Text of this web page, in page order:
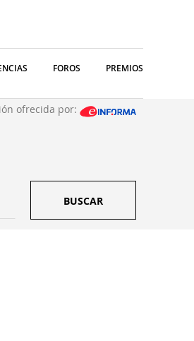
FOROS PREMIOS
ofrecida por:
BUSCAR